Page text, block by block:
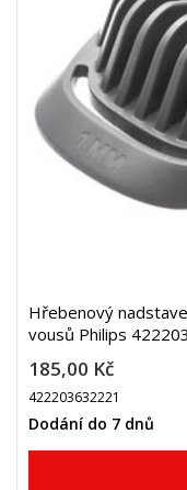
Hřebenový
vousů Philips
185,00 Kč
422203632221
Dodání do 7 dnů